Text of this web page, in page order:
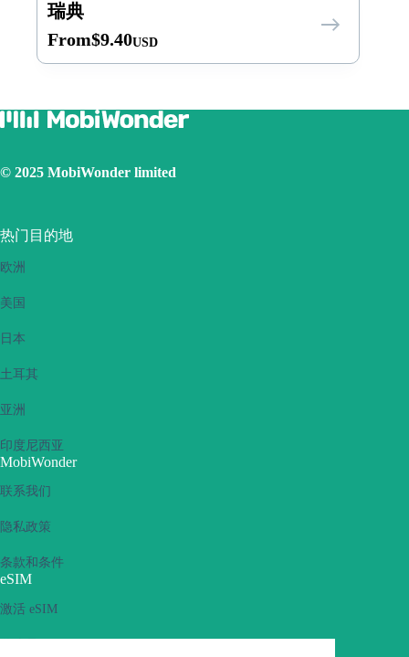
瑞典
From$9.40USD
© 2025 MobiWonder limited
热门目的地
欧洲
美国
日本
土耳其
亚洲
印度尼西亚
MobiWonder
联系我们
隐私政策
条款和条件
eSIM
激活 eSIM